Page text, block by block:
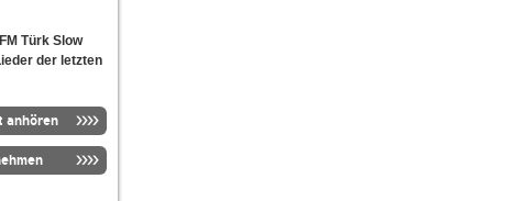
Türk Slow
der letzten
anhören